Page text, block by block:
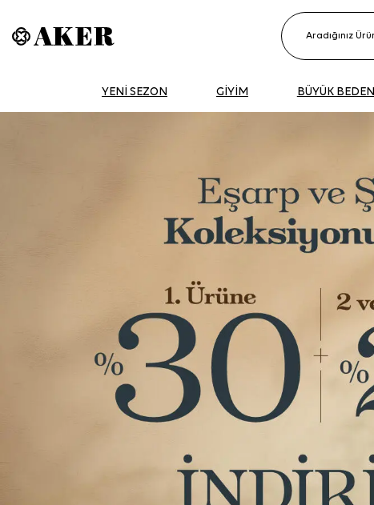
YENİ SEZON GİYİM BÜYÜK BEDEN